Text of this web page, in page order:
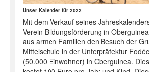
Unser Kalender für 2022
Mit dem Verkauf seines
Verein Bildungsförderung in
aus armen Familien den Besuch der
Mittelschule in der Unterpräfektur
(50.000 Einwohner) in Oberguinea.